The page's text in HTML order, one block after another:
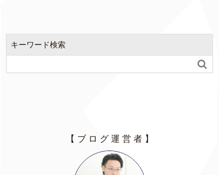
キーワード検索

【 ブ ロ グ 運 営 者 】